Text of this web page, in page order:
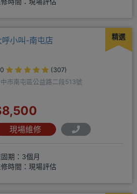
時間：現場評估
精選
呼小叫-南屯店
(307)
中市南屯區公益路二段513號
現場維修
期：3個月
時間：現場評估